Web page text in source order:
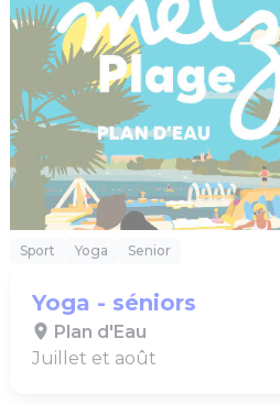
Sport Yoga Senior
Yoga - séniors
Plan d'Eau
Juillet et août